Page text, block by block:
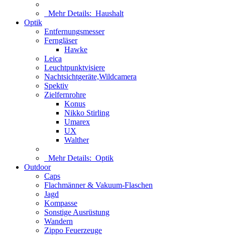
Mehr Details: Haushalt
Optik
Entfernungsmesser
Ferngläser
Hawke
Leica
Leuchtpunktvisiere
Nachtsichtgeräte,Wildcamera
Spektiv
Zielfernrohre
Konus
Nikko Stirling
Umarex
UX
Walther
Mehr Details: Optik
Outdoor
Caps
Flachmänner & Vakuum-Flaschen
Jagd
Kompasse
Sonstige Ausrüstung
Wandern
Zippo Feuerzeuge